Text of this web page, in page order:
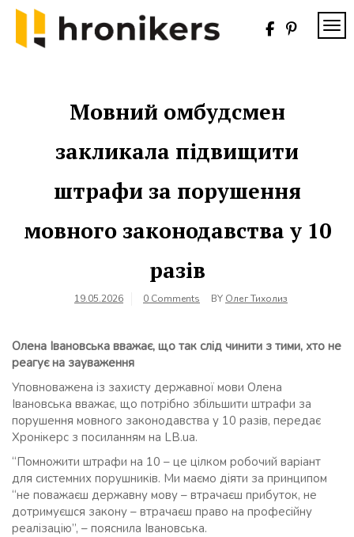
Skip
content
Мовний омбудсмен
закликала підвищити
штрафи за порушення
мовного законодавства у 10
разів
19.05.2026 0 Comments BY Олег Тихолиз
Олена Івановська вважає, що так слід чинити з тими, хто не
реагує на зауваження
Уповноважена із захисту державної мови Олена
Івановська вважає, що потрібно збільшити штрафи за
порушення мовного законодавства у 10 разів, передає
Хронікерс з посиланням на LB.ua.
“Помножити штрафи на 10 – це цілком робочий варіант
для системних порушників. Ми маємо діяти за принципом
“не поважаєш державну мову – втрачаєш прибуток, не
дотримуєшся закону – втрачаєш право на професійну
реалізацію”, – пояснила Івановська.